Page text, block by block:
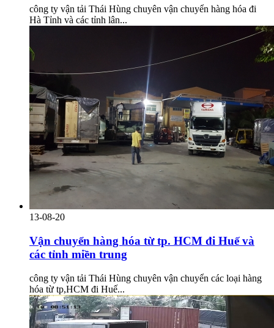
công ty vận tải Thái Hùng chuyên vận chuyển hàng hóa đi
Hà Tỉnh và các tỉnh lân...
13-08-20
Vận chuyển hàng hóa từ tp. HCM đi Huế và
các tỉnh miền trung
công ty vận tải Thái Hùng chuyên vận chuyển các loại hàng
hóa từ tp,HCM đi Huế...